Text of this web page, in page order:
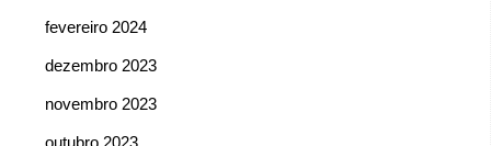
fevereiro 2024
dezembro 2023
novembro 2023